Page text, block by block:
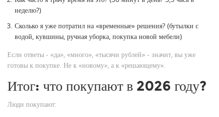
неделю?)
Сколько я уже потратил на «временные» решения? (бутылки с
водой, кувшины, ручная уборка, покупка новой мебели)
Если ответы - «да», «много», «тысячи рублей» - значит, вы уже
готовы к покупке. Не к «новому», а к «решающему».
Итог: что покупают в 2026 году?
Люди покупают: